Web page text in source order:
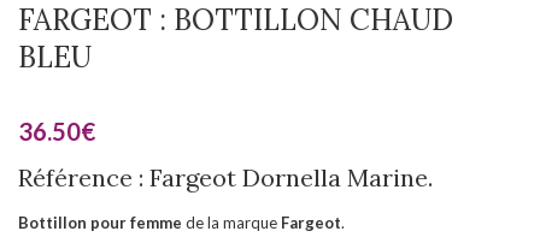
FARGEOT : BOTTILLON CHAUD
BLEU
36.50€
Référence : Fargeot Dornella Marine.
Bottillon pour femme de la marque Fargeot.